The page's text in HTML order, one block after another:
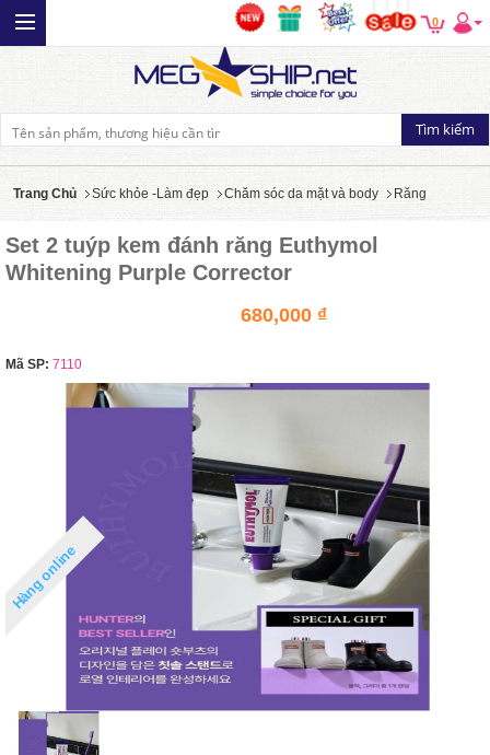
0
Trang Chủ Sức khỏe -Làm đẹp Chăm sóc da mặt và body Răng
Set 2 tuýp kem đánh răng Euthymol
Whitening Purple Corrector
680,000 ₫
Mã SP: 7110
Hàng online